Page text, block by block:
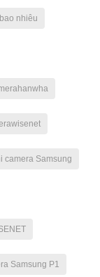
nhiêu
camera Samsung
Samsung P1